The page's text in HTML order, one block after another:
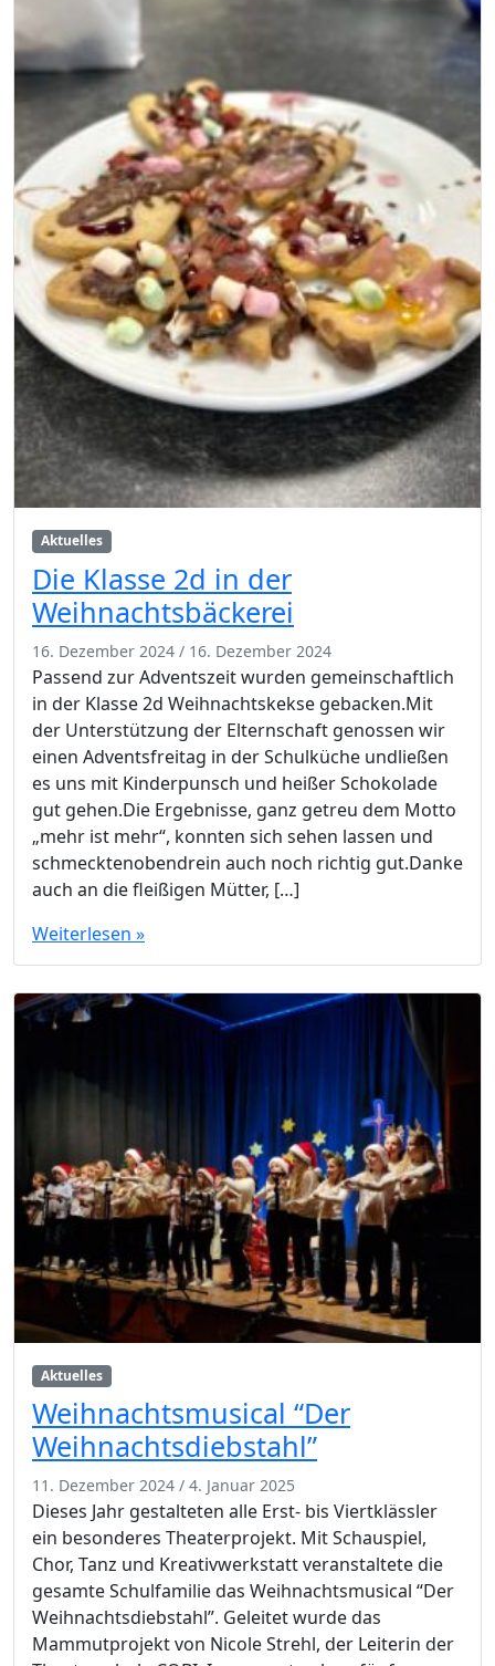
Aktuelles
Die Klasse 2d in der
Weihnachtsbäckerei
16. Dezember 2024 / 16. Dezember 2024
Passend zur Adventszeit wurden gemeinschaftlich
in der Klasse 2d Weihnachtskekse gebacken.Mit
der Unterstützung der Elternschaft genossen wir
einen Adventsfreitag in der Schulküche undließen
es uns mit Kinderpunsch und heißer Schokolade
gut gehen.Die Ergebnisse, ganz getreu dem Motto
„mehr ist mehr“, konnten sich sehen lassen und
schmecktenobendrein auch noch richtig gut.Danke
auch an die fleißigen Mütter, […]
Weiterlesen »
Aktuelles
Weihnachtsmusical “Der
Weihnachtsdiebstahl”
11. Dezember 2024 / 4. Januar 2025
Dieses Jahr gestalteten alle Erst- bis Viertklässler
ein besonderes Theaterprojekt. Mit Schauspiel,
Chor, Tanz und Kreativwerkstatt veranstaltete die
gesamte Schulfamilie das Weihnachtsmusical “Der
Weihnachtsdiebstahl”. Geleitet wurde das
Mammutprojekt von Nicole Strehl, der Leiterin der